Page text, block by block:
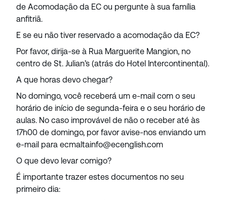
de Acomodação da EC ou pergunte à sua família
anfitriã.
E se eu não tiver reservado a acomodação da EC?
Por favor, dirija-se à Rua Marguerite Mangion, no
centro de St. Julian’s (atrás do Hotel Intercontinental).
A que horas devo chegar?
No domingo, você receberá um e-mail com o seu
horário de início de segunda-feira e o seu horário de
aulas. No caso improvável de não o receber até às
17h00 de domingo, por favor avise-nos enviando um
e-mail para ecmaltainfo@ecenglish.com
O que devo levar comigo?
É importante trazer estes documentos no seu
primeiro dia: